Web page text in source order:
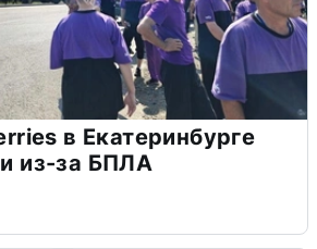
в Екатеринбурге
из-за БПЛА